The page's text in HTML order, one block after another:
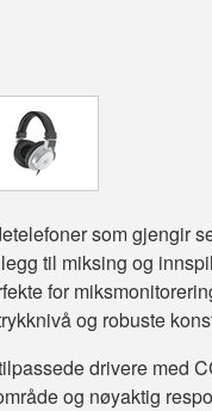
som gjengir
til miksing og
for
og robuste
drivere med
og nøyaktig